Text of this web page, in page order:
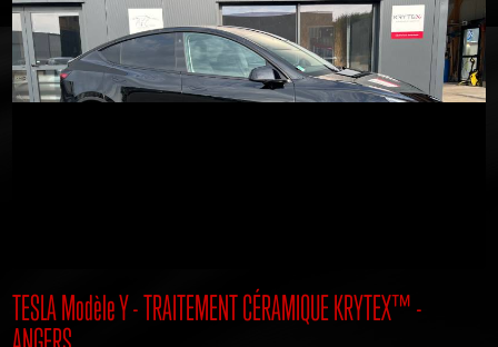
TESLA Modèle Y - TRAITEMENT CÉRAMIQUE KRYTEX™️ -